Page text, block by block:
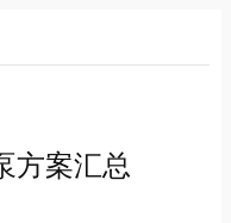
方案汇总